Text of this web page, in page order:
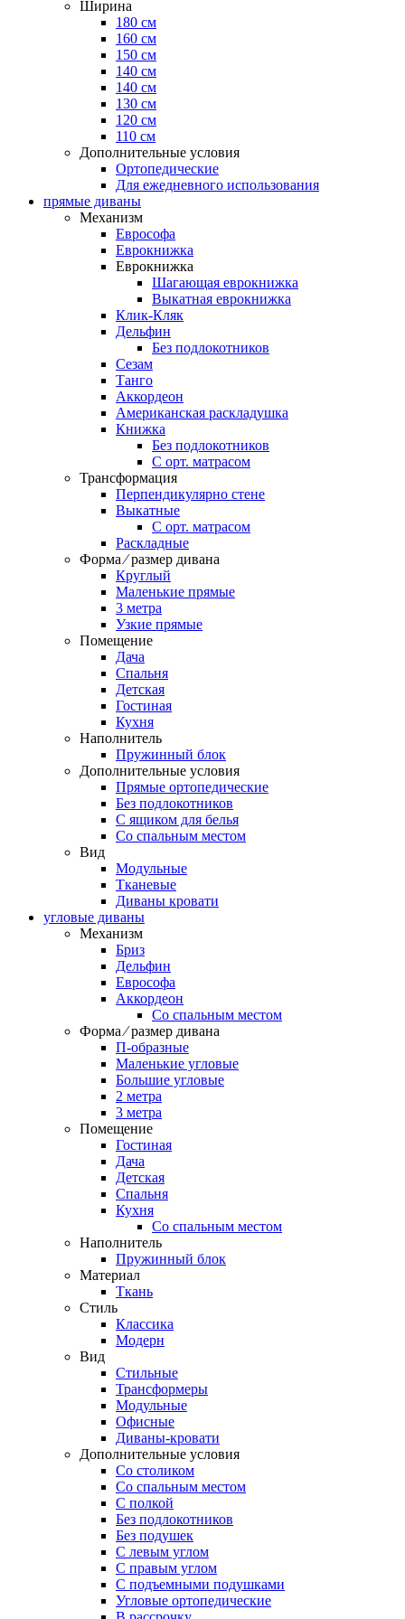
Ширина
180 см
160 см
150 см
140 см
140 см
130 см
120 см
110 см
Дополнительные условия
Ортопедические
Для ежедневного использования
прямые диваны
Механизм
Еврософа
Еврокнижка
Еврокнижка
Шагающая еврокнижка
Выкатная еврокнижка
Клик-Кляк
Дельфин
Без подлокотников
Сезам
Танго
Аккордеон
Американская раскладушка
Книжка
Без подлокотников
С орт. матрасом
Трансформация
Перпендикулярно стене
Выкатные
С орт. матрасом
Раскладные
Форма ⁄ размер дивана
Круглый
Маленькие прямые
3 метра
Узкие прямые
Помещение
Дача
Спальня
Детская
Гостиная
Кухня
Наполнитель
Пружинный блок
Дополнительные условия
Прямые ортопедические
Без подлокотников
С ящиком для белья
Со спальным местом
Вид
Модульные
Тканевые
Диваны кровати
угловые диваны
Механизм
Бриз
Дельфин
Еврософа
Аккордеон
Со спальным местом
Форма ⁄ размер дивана
П-образные
Маленькие угловые
Большие угловые
2 метра
3 метра
Помещение
Гостиная
Дача
Детская
Спальня
Кухня
Со спальным местом
Наполнитель
Пружинный блок
Материал
Ткань
Стиль
Классика
Модерн
Вид
Стильные
Трансформеры
Модульные
Офисные
Диваны-кровати
Дополнительные условия
Со столиком
Со спальным местом
С полкой
Без подлокотников
Без подушек
C левым углом
C правым углом
С подъемными подушками
Угловые ортопедические